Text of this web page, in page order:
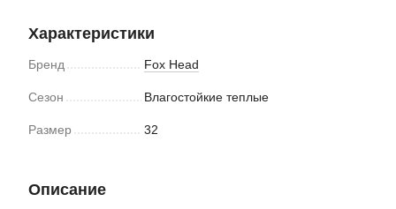
Характеристики
Бренд Fox Head
Сезон Влагостойкие теплые
Размер 32
Описание